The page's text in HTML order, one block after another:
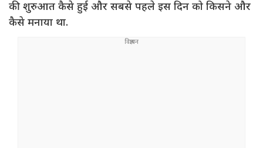
की शुरुआत कैसे हुई और सबसे पहले इस दिन को किसने और
कैसे मनाया था.